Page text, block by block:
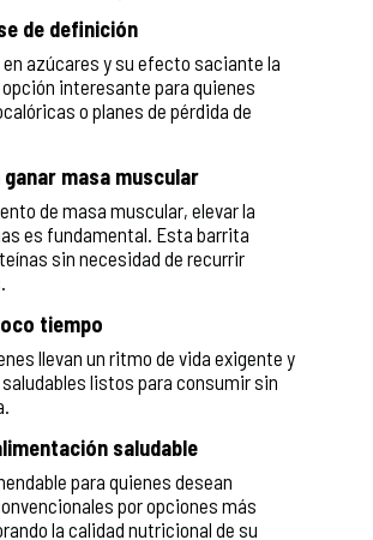
de definición
azúcares y su efecto saciante la
interesante para quienes
o planes de pérdida de
ganar masa muscular
de masa muscular, elevar la
es fundamental. Esta barrita
sin necesidad de recurrir
tiempo
llevan un ritmo de vida exigente y
listos para consumir sin
saludable
para quienes desean
por opciones más
la calidad nutricional de su